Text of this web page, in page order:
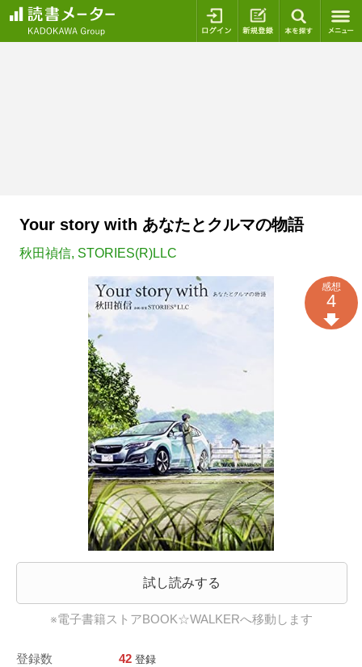
ログイン 新規登録
Your story with あなたとクルマの物語
秋田禎信, STORIES(R)LLC
試し読みする
※電子書籍ストアBOOK☆WALKERへ移動します
登録数 42 登録
感想
4